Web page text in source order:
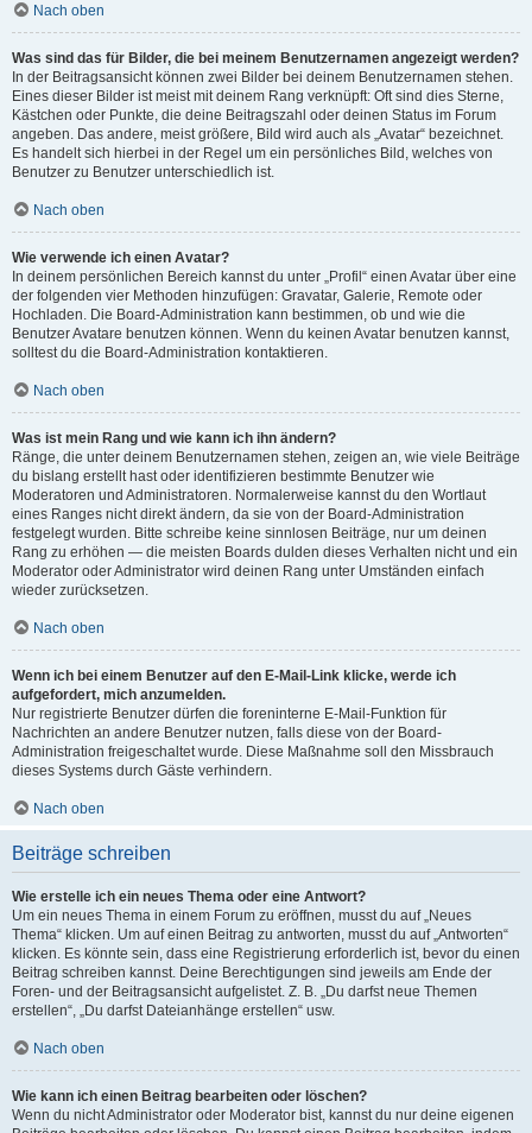
Nach oben
Was sind das für Bilder, die bei meinem Benutzernamen angezeigt werden?
In der Beitragsansicht können zwei Bilder bei deinem Benutzernamen stehen.
Eines dieser Bilder ist meist mit deinem Rang verknüpft: Oft sind dies Sterne,
Kästchen oder Punkte, die deine Beitragszahl oder deinen Status im Forum
angeben. Das andere, meist größere, Bild wird auch als „Avatar“ bezeichnet.
Es handelt sich hierbei in der Regel um ein persönliches Bild, welches von
Benutzer zu Benutzer unterschiedlich ist.
Nach oben
Wie verwende ich einen Avatar?
In deinem persönlichen Bereich kannst du unter „Profil“ einen Avatar über eine
der folgenden vier Methoden hinzufügen: Gravatar, Galerie, Remote oder
Hochladen. Die Board-Administration kann bestimmen, ob und wie die
Benutzer Avatare benutzen können. Wenn du keinen Avatar benutzen kannst,
solltest du die Board-Administration kontaktieren.
Nach oben
Was ist mein Rang und wie kann ich ihn ändern?
Ränge, die unter deinem Benutzernamen stehen, zeigen an, wie viele Beiträge
du bislang erstellt hast oder identifizieren bestimmte Benutzer wie
Moderatoren und Administratoren. Normalerweise kannst du den Wortlaut
eines Ranges nicht direkt ändern, da sie von der Board-Administration
festgelegt wurden. Bitte schreibe keine sinnlosen Beiträge, nur um deinen
Rang zu erhöhen — die meisten Boards dulden dieses Verhalten nicht und ein
Moderator oder Administrator wird deinen Rang unter Umständen einfach
wieder zurücksetzen.
Nach oben
Wenn ich bei einem Benutzer auf den E-Mail-Link klicke, werde ich
aufgefordert, mich anzumelden.
Nur registrierte Benutzer dürfen die foreninterne E-Mail-Funktion für
Nachrichten an andere Benutzer nutzen, falls diese von der Board-
Administration freigeschaltet wurde. Diese Maßnahme soll den Missbrauch
dieses Systems durch Gäste verhindern.
Nach oben
Beiträge schreiben
Wie erstelle ich ein neues Thema oder eine Antwort?
Um ein neues Thema in einem Forum zu eröffnen, musst du auf „Neues
Thema“ klicken. Um auf einen Beitrag zu antworten, musst du auf „Antworten“
klicken. Es könnte sein, dass eine Registrierung erforderlich ist, bevor du einen
Beitrag schreiben kannst. Deine Berechtigungen sind jeweils am Ende der
Foren- und der Beitragsansicht aufgelistet. Z. B. „Du darfst neue Themen
erstellen“, „Du darfst Dateianhänge erstellen“ usw.
Nach oben
Wie kann ich einen Beitrag bearbeiten oder löschen?
Wenn du nicht Administrator oder Moderator bist, kannst du nur deine eigenen